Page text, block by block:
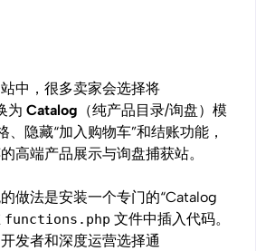
中，很多卖家会选择将
为 Catalog （纯产品目录/询盘）模
隐藏“加入购物车”和结账功能，
高端产品展示与询盘捕获站。
做法是安装一个专门的“Catalog
functions.php 文件中插入代码。
发者和深度运营选择通